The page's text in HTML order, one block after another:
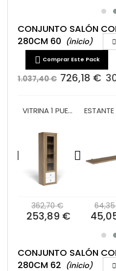
CONJUNTO SALÓN
280CM 60 (inicio) 
 Comprar Este Pack
1.037,40 € 726,18 €
VITRINA 1 PUERTA Y 2 CAJONES 60 CM MOD.PRAGA
362,70 €
253,89 €
CONJUNTO SALÓN
280CM 62 (inicio) 